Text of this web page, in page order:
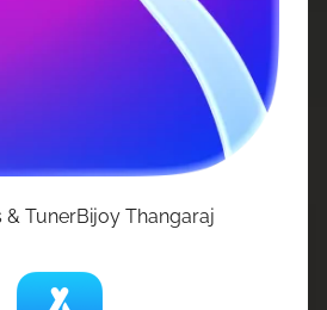
& TunerBijoy Thangaraj